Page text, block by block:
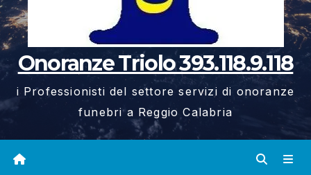
Onoranze Triolo 393.118.9.118
i Professionisti del settore servizi di onoranze
funebri a Reggio Calabria